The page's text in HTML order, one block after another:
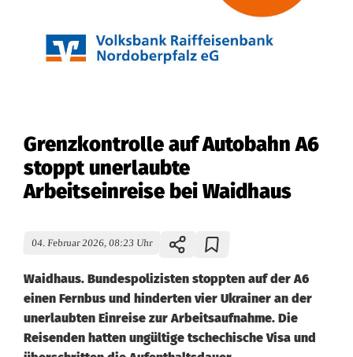
Grenzkontrolle auf Autobahn A6
stoppt unerlaubte
Arbeitseinreise bei Waidhaus
04. Februar 2026, 08:23 Uhr
Waidhaus. Bundespolizisten stoppten auf der A6
einen Fernbus und hinderten vier Ukrainer an der
unerlaubten Einreise zur Arbeitsaufnahme. Die
Reisenden hatten ungültige tschechische Visa und